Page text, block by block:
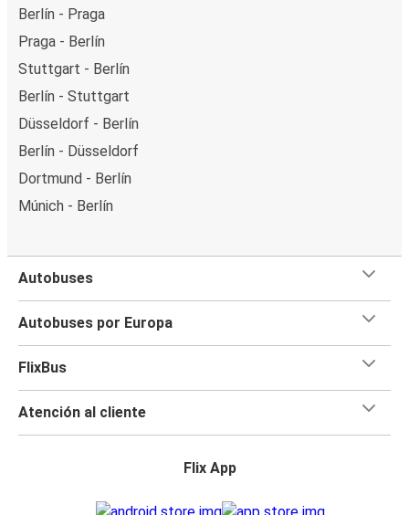
Berlín - Praga
Praga - Berlín
Stuttgart - Berlín
Berlín - Stuttgart
Düsseldorf - Berlín
Berlín - Düsseldorf
Dortmund - Berlín
Múnich - Berlín
Autobuses
Autobuses por Europa
FlixBus
Atención al cliente
Flix App